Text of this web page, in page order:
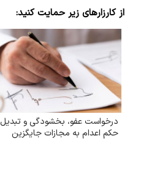
از کارزارهای زیر حمایت کنید:
درخواست عفو، بخشودگی و تبدیل
حکم اعدام به مجازات جایگزین